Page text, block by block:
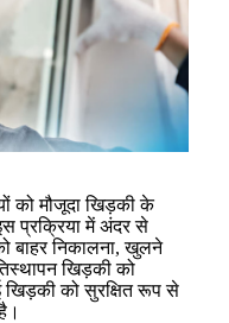
को मौजूदा खिड़की के
प्रक्रिया में अंदर से
बाहर निकालना, खुलने
खिड़की को
खिड़की को सुरक्षित रूप से